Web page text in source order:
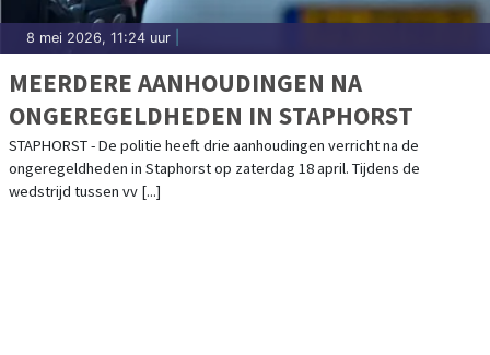
8 mei 2026, 11:24 uur
MEERDERE AANHOUDINGEN NA
ONGEREGELDHEDEN IN STAPHORST
STAPHORST - De politie heeft drie aanhoudingen verricht na de
ongeregeldheden in Staphorst op zaterdag 18 april. Tijdens de
wedstrijd tussen vv [...]